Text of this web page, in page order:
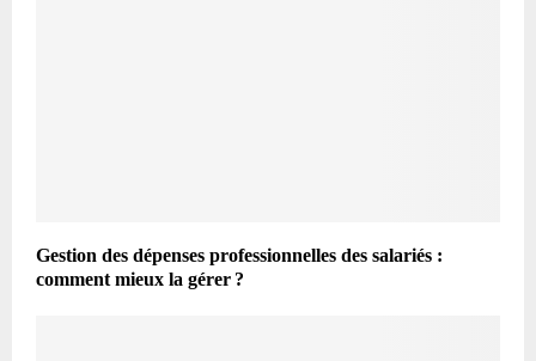
Gestion des dépenses professionnelles des salariés :
comment mieux la gérer ?